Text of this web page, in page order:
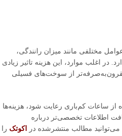
مختلفی مانند میزان رانندگی،
در اغلب موارد، این هزینه تاثیر زیادی
از سوخت‌های فسیلی
از ساعات کم‌باری رعایت شود، هزینه‌ها
اطلاعات تخصصی‌تر درباره
می‌توانید مطالب منتشرشده در
اکوتک را